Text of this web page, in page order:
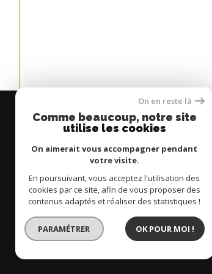
© 2026 | TOUS
On en reste là
Comme beaucoup, notre site
utilise les cookies
On aimerait vous accompagner pendant
votre visite.
En poursuivant, vous acceptez l'utilisation des
cookies par ce site, afin de vous proposer des
contenus adaptés et réaliser des statistiques !
PARAMÉTRER OK POUR MOI !